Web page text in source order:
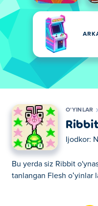
OʻYINLAR
Ribbit
Ijodkor:
Bu yerda siz Ribbit
tanlangan Flesh oʻyinlar